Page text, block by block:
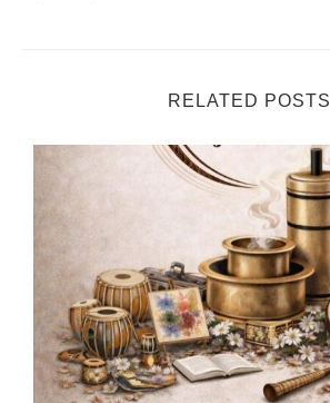
RELATED POSTS